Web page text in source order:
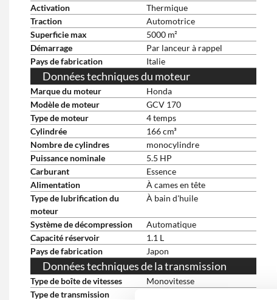
Activation
Thermique
Traction
Automotrice
Superficie max
5000 m²
Démarrage
Par lanceur à rappel
Pays de fabrication
Italie
Données techniques du moteur
Marque du moteur
Honda
Modèle de moteur
GCV 170
Type de moteur
4 temps
Cylindrée
166 cm³
Nombre de cylindres
monocylindre
Puissance nominale
5.5 HP
Carburant
Essence
Alimentation
À cames en tête
Type de lubrification du
moteur
À bain d'huile
Système de décompression
Automatique
Capacité réservoir
1.1 L
Pays de fabrication
Japon
Données techniques de la transmission
Type de boîte de vitesses
Monovitesse
Type de transmission